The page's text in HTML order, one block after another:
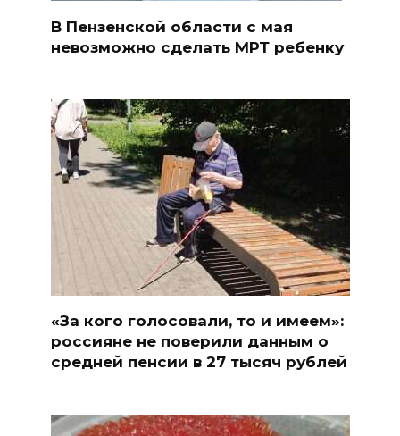
В Пензенской области с мая
невозможно сделать МРТ ребенку
«За кого голосовали, то и имеем»:
россияне не поверили данным о
средней пенсии в 27 тысяч рублей